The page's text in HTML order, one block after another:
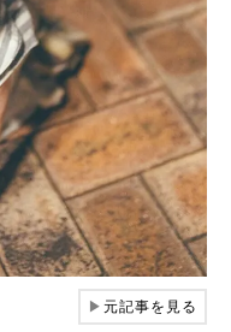
▶元記事を見る